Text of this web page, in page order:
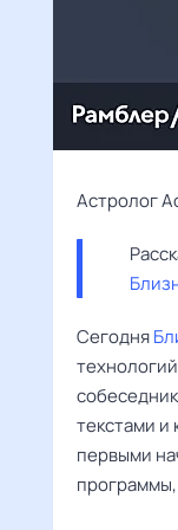
Астролог
Сегодня
текстами и
первыми